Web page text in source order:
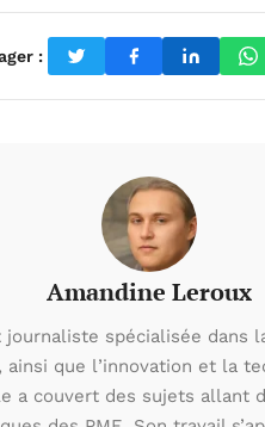
:
Amandine Leroux
spécialisée dans
que l’innovation et la
a couvert des sujets allant